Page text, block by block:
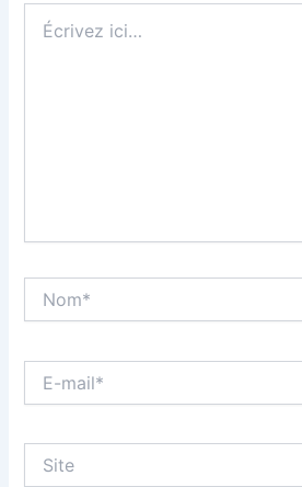
ici…
mail*